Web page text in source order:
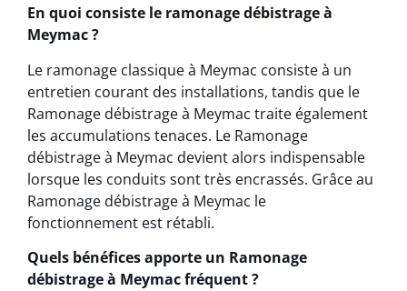
En quoi consiste le ramonage débistrage à
Meymac ?
Le ramonage classique à Meymac consiste à un
entretien courant des installations, tandis que le
Ramonage débistrage à Meymac traite également
les accumulations tenaces. Le Ramonage
débistrage à Meymac devient alors indispensable
lorsque les conduits sont très encrassés. Grâce au
Ramonage débistrage à Meymac le
fonctionnement est rétabli.
Quels bénéfices apporte un Ramonage
débistrage à Meymac fréquent ?